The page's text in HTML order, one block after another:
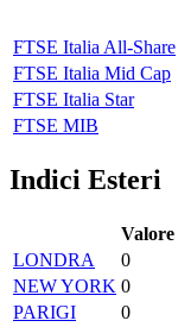
FTSE Italia All-Share
FTSE Italia Mid Cap
FTSE Italia Star
FTSE MIB
Indici Esteri
Valore
LONDRA
0
NEW YORK 0
PARIGI
0